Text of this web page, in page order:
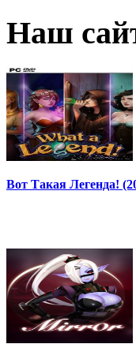
Наш
Вот Такая Легенда!